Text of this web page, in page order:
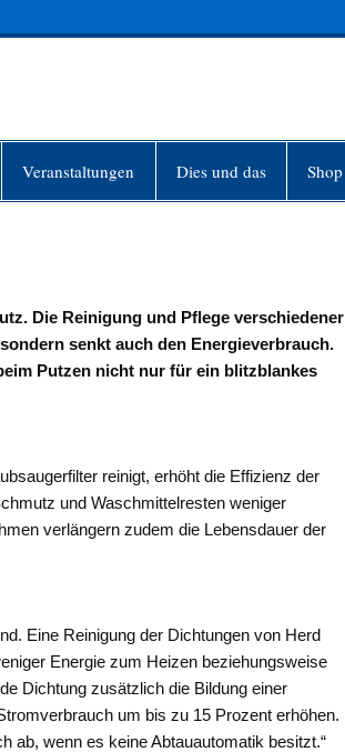
Veranstaltungen Dies und das Shop
Die Reinigung und Pflege verschiedener
senkt auch den Energieverbrauch.
Putzen nicht nur für ein blitzblankes
reinigt, erhöht die Effizienz der
und Waschmittelresten weniger
verlängern zudem die Lebensdauer der
Eine Reinigung der Dichtungen von Herd
Energie zum Heizen beziehungsweise
Dichtung zusätzlich die Bildung einer
um bis zu 15 Prozent erhöhen.
ab, wenn es keine Abtauautomatik besitzt.“